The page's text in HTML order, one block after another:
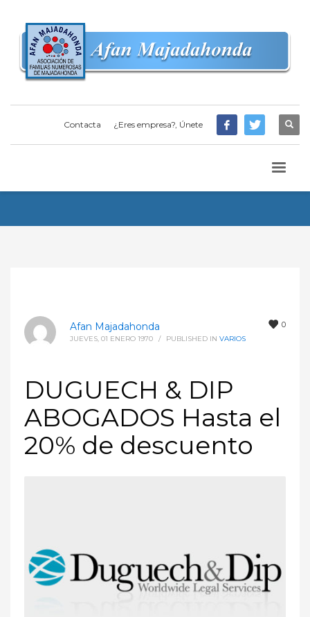
Contacta ¿Eres empresa?, Únete
0
Afan Majadahonda
JUEVES, 01 ENERO 1970 / PUBLISHED IN VARIOS
DUGUECH & DIP
ABOGADOS Hasta el
20% de descuento